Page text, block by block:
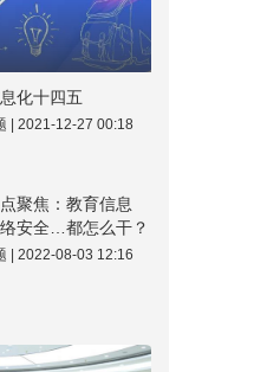
化十四五
| 2021-12-27 00:18
聚焦：教育信息
安全…都怎么干？
| 2022-08-03 12:16